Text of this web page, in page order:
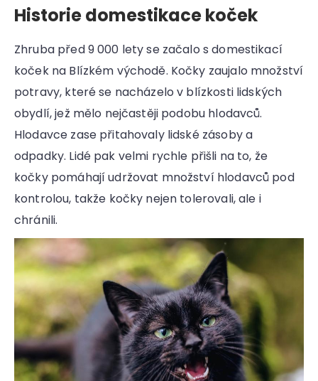
Historie domestikace koček
Zhruba před 9 000 lety se začalo s domestikací
koček na Blízkém východě. Kočky zaujalo množství
potravy, které se nacházelo v blízkosti lidských
obydlí, jež mělo nejčastěji podobu hlodavců.
Hlodavce zase přitahovaly lidské zásoby a
odpadky. Lidé pak velmi rychle přišli na to, že
kočky pomáhají udržovat množství hlodavců pod
kontrolou, takže kočky nejen tolerovali, ale i
chránili.
r
u
č
u
j
e
m
e